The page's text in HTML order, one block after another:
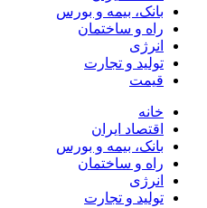
بانک، بیمه و بورس
راه و ساختمان
انرژی
تولید و تجارت
قیمت
خانه
اقتصاد ایران
بانک، بیمه و بورس
راه و ساختمان
انرژی
تولید و تجارت